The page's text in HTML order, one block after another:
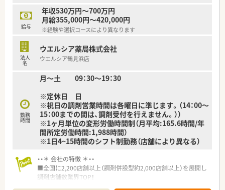
給与
年収530万円～700万円
月給355,000円～420,000円
※経験や選択コースにより異なります
法人
名
ウエルシア薬局株式会社
ウエルシア鶴見浜店
勤務
時間
月～土 09：30～19：30
※定休日 日
※祝日の調剤営業時間は各曜日に準じます。（14：00～
15：00までの間は、調剤受付を行えません。））
※1ヶ月単位の変形労働時間制（月平均:165.6時間/年
間所定労働時間:1,988時間）
※1日4~15時間のシフト制勤務（店舗により異なる）
・・＊ 会社の特徴 ＊・・
■全国に2,200店舗以上（調剤併設型約2,000店舗以上）を展開し
調剤店舗数業界TOP！